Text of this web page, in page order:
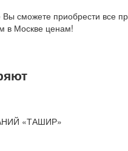
сможете приобрести все
в Москве ценам!
«ТАШИР»